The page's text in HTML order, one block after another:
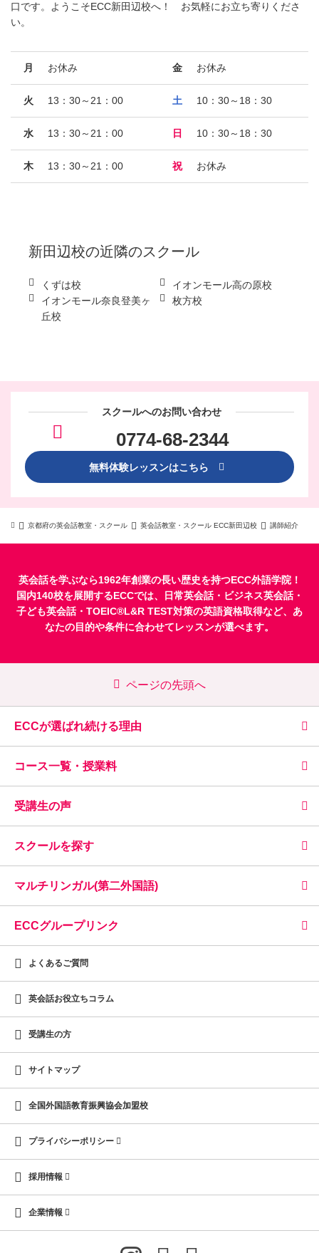
口です。ようこそECC新田辺校へ！ お気軽にお立ち寄りくださ
い。
月 お休み
火 13：30～21：00
水 13：30～21：00
木 13：30～21：00
金 お休み
土 10：30～18：30
日 10：30～18：30
祝 お休み
新田辺校の近隣のスクール
くずは校
イオンモール高の原校
イオンモール奈良登美ヶ
丘校
枚方校
スクールへのお問い合わせ
0774-68-2344
無料体験レッスンはこちら
京都府の英会話教室・スクール 英会話教室・スクール ECC新田辺校 講師紹介
英会話を学ぶなら1962年創業の長い歴史を持つECC外語学院！
国内140校を展開するECCでは、
日常英会話・ ビジネス英会話・
子ども英会話・ TOEIC®L&R TEST対策の英語資格取得など、あ
なたの目的や条件に合わせてレッスンが選べます。
ページの先頭へ
ECCが選ばれ続ける理由
コース一覧・授業料
受講生の声
スクールを探す
マルチリンガル(第二外国語)
ECCグループリンク
よくあるご質問
英会話お役立ちコラム
受講生の方
サイトマップ
全国外国語教育振興協会加盟校
プライバシーポリシー
採用情報
企業情報